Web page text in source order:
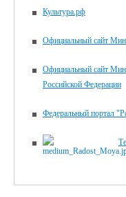
Культура.рф
Официальный сайт
Официальный сайт
Российской Федерации
Федеральный портал